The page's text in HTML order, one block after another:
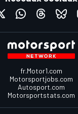
fr.Motor1.com
Motorsportjobs.com
Autosport.com
Motorsportstats.com